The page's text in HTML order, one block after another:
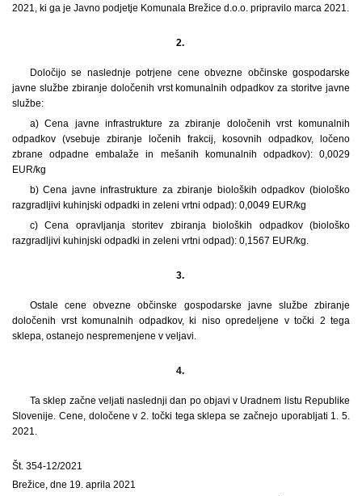
2021, ki ga je Javno podjetje Komunala Brežice d.o.o. pripravilo marca 2021.
2.
Določijo se naslednje potrjene cene obvezne občinske gospodarske
javne službe zbiranje določenih vrst komunalnih odpadkov za storitve javne
službe:
a) Cena javne infrastrukture za zbiranje določenih vrst komunalnih
odpadkov (vsebuje zbiranje ločenih frakcij, kosovnih odpadkov, ločeno
zbrane odpadne embalaže in mešanih komunalnih odpadkov): 0,0029
EUR/kg
b) Cena javne infrastrukture za zbiranje bioloških odpadkov (biološko
razgradljivi kuhinjski odpadki in zeleni vrtni odpad): 0,0049 EUR/kg
c) Cena opravljanja storitev zbiranja bioloških odpadkov (biološko
razgradljivi kuhinjski odpadki in zeleni vrtni odpad): 0,1567 EUR/kg.
3.
Ostale cene obvezne občinske gospodarske javne službe zbiranje
določenih vrst komunalnih odpadkov, ki niso opredeljene v točki 2 tega
sklepa, ostanejo nespremenjene v veljavi.
4.
Ta sklep začne veljati naslednji dan po objavi v Uradnem listu Republike
Slovenije. Cene, določene v 2. točki tega sklepa se začnejo uporabljati 1. 5.
2021.
Št. 354-12/2021
Brežice, dne 19. aprila 2021